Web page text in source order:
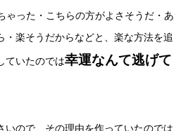
ゃった・こちらの方がよさそうだ・あ
・楽そうだからなどと、楽な方法を追
ていたのでは幸運なんて逃げて
いので、その理由を作っていたのでは